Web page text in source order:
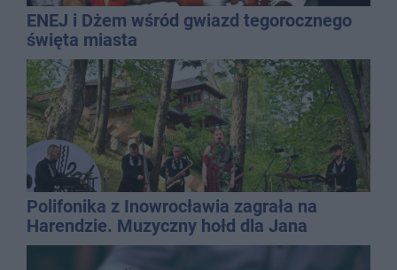
ENEJ i Dżem wśród gwiazd tegorocznego
święta miasta
Polifonika z Inowrocławia zagrała na
Harendzie. Muzyczny hołd dla Jana
Kasprowicza